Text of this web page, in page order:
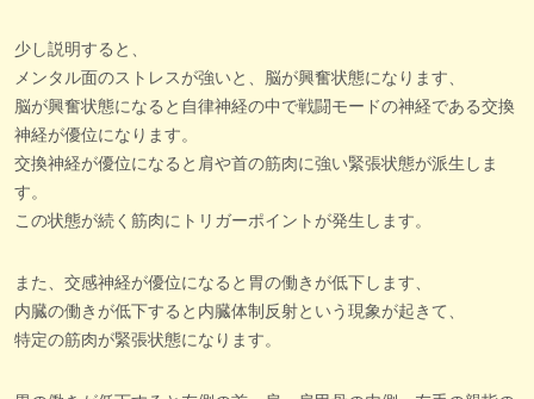
少し説明すると、
メンタル面のストレスが強いと、脳が興奮状態になります、
脳が興奮状態になると自律神経の中で戦闘モードの神経である交換
神経が優位になります。
交換神経が優位になると肩や首の筋肉に強い緊張状態が派生しま
す。
この状態が続く筋肉にトリガーポイントが発生します。
また、交感神経が優位になると胃の働きが低下します、
内臓の働きが低下すると内臓体制反射という現象が起きて、
特定の筋肉が緊張状態になります。